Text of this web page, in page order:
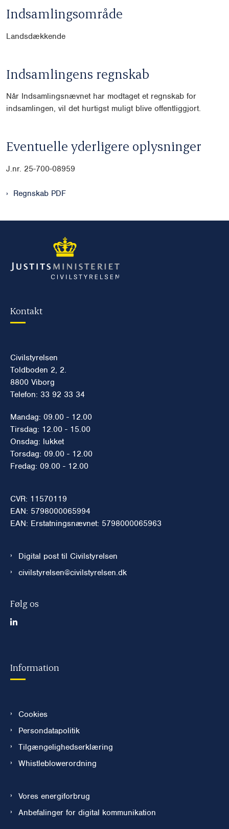
Indsamlingsområde
Landsdækkende
Indsamlingens regnskab
Når Indsamlingsnævnet har modtaget et regnskab for
indsamlingen, vil det hurtigst muligt blive offentliggjort.
Eventuelle yderligere oplysninger
J.nr. 25-700-08959
Regnskab PDF
Kontakt
Civilstyrelsen
Toldboden 2, 2.
8800 Viborg
Telefon: 33 92 33 34
Mandag: 09.00 - 12.00
Tirsdag: 12.00 - 15.00
Onsdag: lukket
Torsdag: 09.00 - 12.00
Fredag: 09.00 - 12.00
CVR: 11570119
EAN: 5798000065994
EAN: Erstatningsnævnet: 5798000065963
Digital post til Civilstyrelsen
civilstyrelsen@civilstyrelsen.dk
Følg os
Information
Cookies
Persondatapolitik
Tilgængelighedserklæring
Whistleblowerordning
Vores energiforbrug
Anbefalinger for digital kommunikation